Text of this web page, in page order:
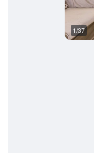
1/37